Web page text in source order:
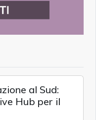
al Sud:
Hub per il